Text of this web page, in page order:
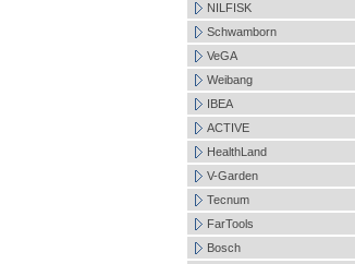
NILFISK
Schwamborn
VeGA
Weibang
IBEA
ACTIVE
HealthLand
V-Garden
Tecnum
FarTools
Bosch